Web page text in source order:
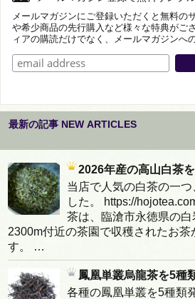
メールマガジンにご登録いただくと無料の
や希少商品の先行購入など様々な特典がご
ィアの購読だけでなく、メールマガジンへ
最新の記事 NEW ARTICLES
2026年産の高山白茶
当店で人気の白茶の一
した。 https://
茶は、臨滄市永徳県の
2300m付近の茶園で収穫されたお
す。 …
鳳凰単叢烏龍茶を5種
各種の鳳凰単叢を5種類